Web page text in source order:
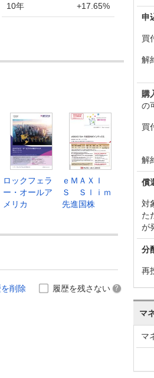
10年 +17.65%
ロックフェラ
ー・オールア
メリカ
ｅＭＡＸＩ
Ｓ Ｓｌｉｍ
先進国株
削除 履歴を残さない
申
買
解
購
の
買
解
償
対
た
が
分
再
マ
マ